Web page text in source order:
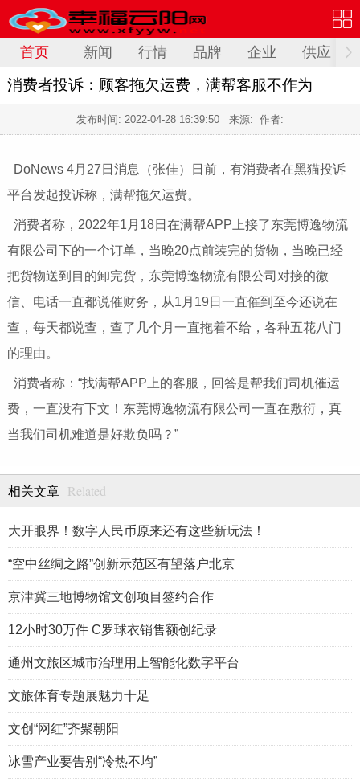
首页 新闻 行情 品牌 企业 供应
消费者投诉：顾客拖欠运费，满帮客服不作为
发布时间: 2022-04-28 16:39:50 来源: 作者:
DoNews 4月27日消息（张佳）日前，有消费者在黑猫投诉
平台发起投诉称，满帮拖欠运费。
消费者称，2022年1月18日在满帮APP上接了东莞博逸物流
有限公司下的一个订单，当晚20点前装完的货物，当晚已经
把货物送到目的卸完货，东莞博逸物流有限公司对接的微
信、电话一直都说催财务，从1月19日一直催到至今还说在
查，每天都说查，查了几个月一直拖着不给，各种五花八门
的理由。
消费者称：“找满帮APP上的客服，回答是帮我们司机催运
费，一直没有下文！东莞博逸物流有限公司一直在敷衍，真
当我们司机难道是好欺负吗？”
相关文章 Related
大开眼界！数字人民币原来还有这些新玩法！
“空中丝绸之路”创新示范区有望落户北京
京津冀三地博物馆文创项目签约合作
12小时30万件 C罗球衣销售额创纪录
通州文旅区城市治理用上智能化数字平台
文旅体育专题展魅力十足
文创“网红”齐聚朝阳
冰雪产业要告别“冷热不均”